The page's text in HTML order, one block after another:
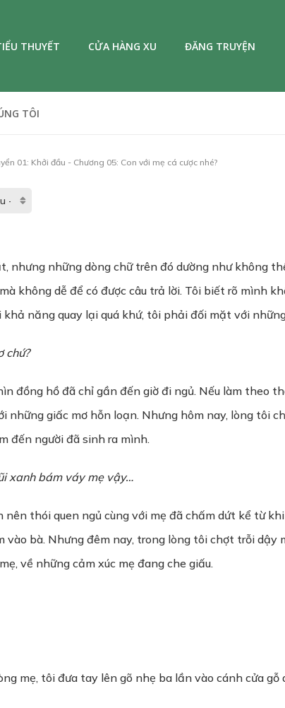
THUYẾT CỬA HÀNG XU ĐĂNG TRUYỆN
TÔI
01: Khởi đầu - Chương 05: Con với mẹ cá cược nhé?
nhưng những dòng chữ trên đó dường như không
không dễ để có được câu trả lời. Tôi biết rõ mình
khả năng quay lại quá khứ, tôi phải đối mặt với
chứ?
đồng hồ đã chỉ gần đến giờ đi ngủ. Nếu làm theo
giấc mơ hỗn loạn. Nhưng hôm nay, lòng tôi
đến người đã sinh ra mình.
xanh bám váy mẹ vậy…
thói quen ngủ cùng với mẹ đã chấm dứt kể từ
vào bà. Nhưng đêm nay, trong lòng tôi chợt trỗi
về những cảm xúc mẹ đang che giấu.
mẹ, tôi đưa tay lên gõ nhẹ ba lần vào cánh cửa gỗ